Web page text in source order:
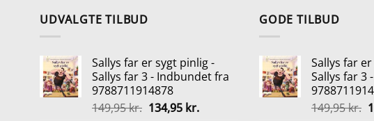
UDVALGTE TILBUD
Sallys far er sygt pinlig -
Sallys far 3 - Indbundet fra
9788711914878
149,95kr. Den
134,95 kr.Den
GODE TILBUD
Sallys far
Sallys far 3
149,95kr.